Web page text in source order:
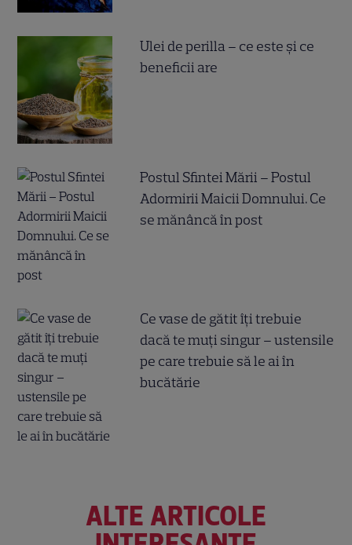
Ulei de perilla – ce este și ce
beneficii are
Postul Sfintei Mării – Postul
Adormirii Maicii Domnului. Ce
se mănâncă în post
Ce vase de gătit îți trebuie
dacă te muți singur – ustensile
pe care trebuie să le ai în
bucătărie
ALTE ARTICOLE